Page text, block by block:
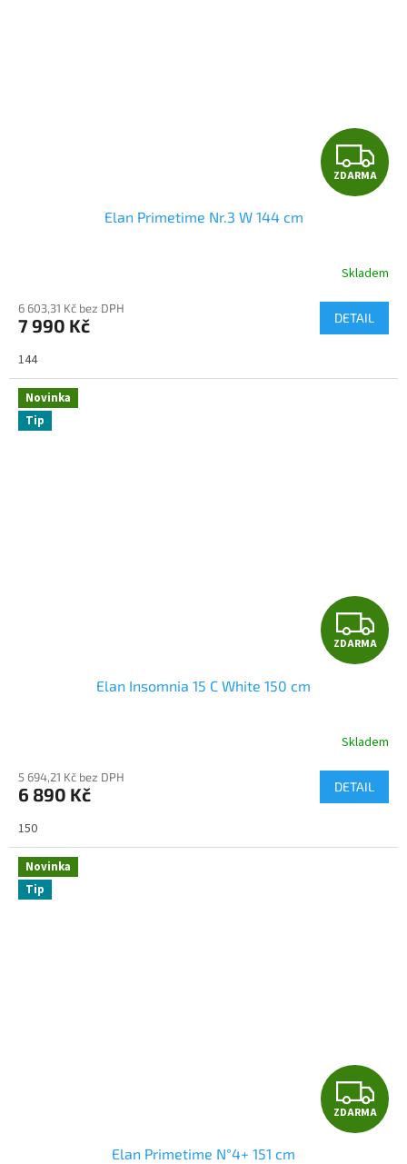
Z
D
R
M
A
ZDARMA
Elan Primetime Nr.3 W 144 cm
Skladem
6 603,31 Kč bez DPH
7 990 Kč DETAIL
144
Novinka
Tip
Z
D
R
M
A
ZDARMA
Elan Insomnia 15 C White 150 cm
Skladem
5 694,21 Kč bez DPH
6 890 Kč DETAIL
150
Novinka
Tip
Z
D
ZDARMA
Elan Primetime N°4+ 151 cm